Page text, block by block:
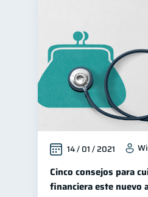
14 / 01 / 2021
Cinco consejos para
financiera este nuevo